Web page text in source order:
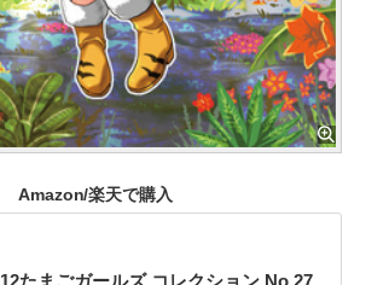
Amazon/楽天で購入
12たまごガールズ コレクション No.27